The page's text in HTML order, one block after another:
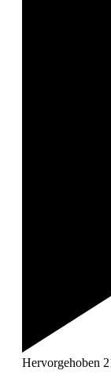
Hervorgehoben